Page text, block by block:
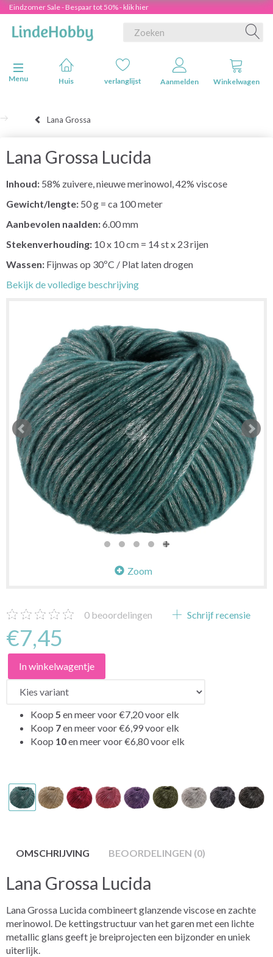
Eindzomer Sale - Bespaar tot 50% - klik hier
Navigatie in-/uitschakelen
Menu
Huis verlanglijst Aanmelden Winkelwagen
Lana Grossa
Lana Grossa Lucida
Inhoud: 58% zuivere, nieuwe merinowol, 42% viscose
Gewicht/lengte: 50 g = ca 100 meter
Aanbevolen naalden:6.00 mm
Stekenverhouding: 10 x 10 cm = 14 st x 23 rijen
Wassen: Fijnwas op 30ºC / Plat laten drogen
Bekijk de volledige beschrijving
Zoom
0 beoordelingen Schrijf recensie
€7,45
In winkelwagentje
Koop 5 en meer voor€7,20voor elk
Koop 7en meer voor€6,99voor elk
Koop 10en meer voor€6,80voor elk
OMSCHRIJVING BEOORDELINGEN (0)
Lana Grossa Lucida
Lana Grossa Lucida combineert glanzende viscose en zachte
merinowol. De kettingstructuur van het garen met een lichte
metallic glans geeft je breiprojecten een bijzonder en uniek
uiterlijk.